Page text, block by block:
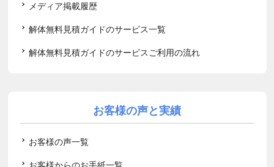
メディア掲載履歴
解体無料見積ガイドのサービス一覧
解体無料見積ガイドのサービスご利用の流れ
お客様の声と実績
お客様の声一覧